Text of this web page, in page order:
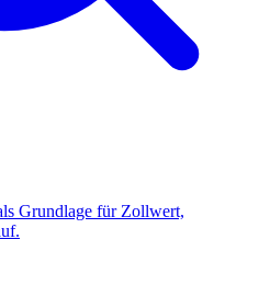
Grundlage für Zollwert,